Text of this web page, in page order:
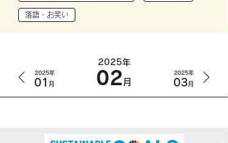
落語・お笑い
2025年
01 月
2025年
02月
2025年
03月